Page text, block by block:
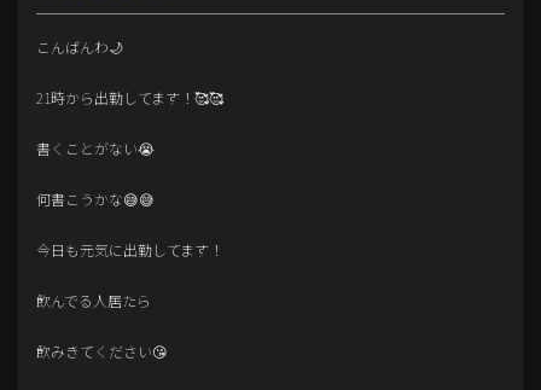
こんばんわ🌙
21時から出勤してます！🥰🥰
書くことがない😭
何書こうかな😅😅
今日も元気に出勤してます！
飲んでる人居たら
飲みきてください😘